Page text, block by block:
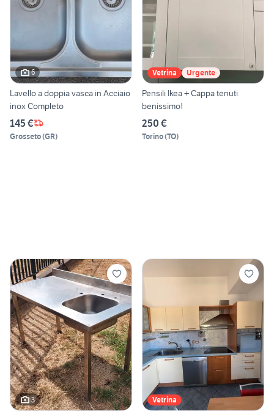
6
Lavello a doppia vasca in Acciaio
inox Completo
145 €
Grosseto(GR)
Vetrina Urgente
Pensili Ikea + Cappa tenuti
benissimo!
250 €
Torino(TO)
3 Vetrina